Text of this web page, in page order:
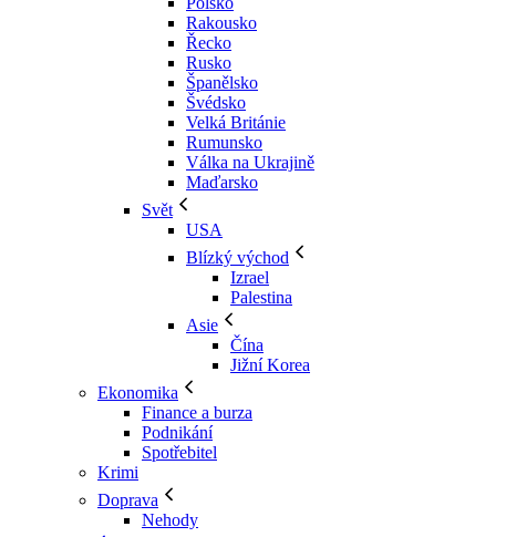
Rakousko
Řecko
Rusko
Španělsko
Švédsko
Velká Británie
Rumunsko
Válka na Ukrajině
Maďarsko
Svět
USA
Blízký východ
Izrael
Palestina
Asie
Čína
Jižní Korea
Ekonomika
Finance a burza
Podnikání
Spotřebitel
Krimi
Doprava
Nehody